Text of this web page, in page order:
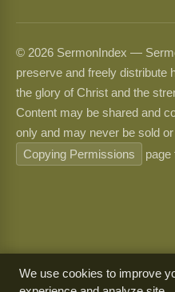
© 2026 SermonIndex —
preserve and freely distribute
the glory of Christ and the
Content may be shared and
only and may never be sold
Copying Permissions
page
We use cookies to improve